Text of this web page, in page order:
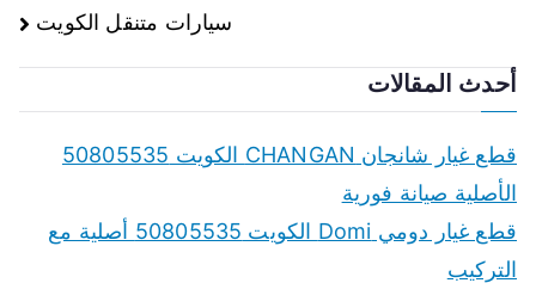
سيارات متنقل الكويت
أحدث المقالات
قطع غيار شانجان CHANGAN الكويت 50805535
الأصلية صيانة فورية
قطع غيار دومي Domi الكويت 50805535 أصلية مع
التركيب